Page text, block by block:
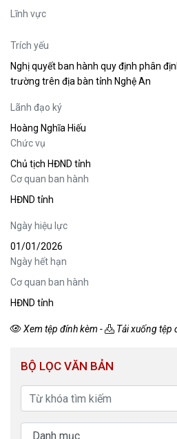
Lĩnh vực
Trích yếu
Nghị quyết ban hành quy định phân
trường trên địa bàn tỉnh Nghệ An
Lãnh đạo ký
Hoàng Nghĩa Hiếu
Chức vụ
Chủ tịch HĐND tỉnh
Cơ quan ban hành
HĐND tỉnh
Ngày hiệu lực
01/01/2026
Ngày hết hạn
Cơ quan ban hành
HĐND tỉnh
Xem tệp đính kèm - Tải xuống tệp
BỘ LỌC VĂN BẢN